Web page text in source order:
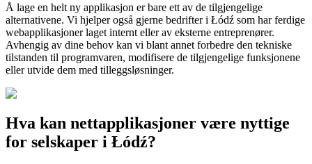
Å lage en helt ny applikasjon er bare ett av de tilgjengelige
alternativene. Vi hjelper også gjerne bedrifter i Łódź som har ferdige
webapplikasjoner laget internt eller av eksterne entreprenører.
Avhengig av dine behov kan vi blant annet forbedre den tekniske
tilstanden til programvaren, modifisere de tilgjengelige funksjonene
eller utvide dem med tilleggsløsninger.
Hva kan nettapplikasjoner være nyttige
for selskaper i Łódź?